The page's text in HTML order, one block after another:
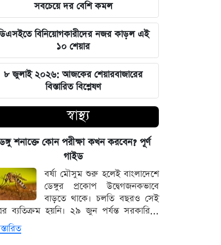
শেখ হাসিনার বক্তব্য প্রচারের আয়োজনে
সম্পৃক্ততা নেই দিল্লির: রণধীর জয়সোয়াল
সিট দখল ঘিরে আলিয়া মাদ্রাসায় ছাত্রদল-
শিবির রক্তক্ষয়ী সংঘর্ষ
মঙ্গলবারের পাঁচ ওয়াক্ত নামাজের সময়সূচি
স্বর্ণ কিনবেন আজ? দেখে নিন বাজুসের
সর্বশেষ দর
৫ আগস্ট সব শিক্ষাপ্রতিষ্ঠানে বিশেষ
কর্মসূচির নির্দেশ
স্বর্ণের সঙ্গে বাড়ল রুপা, প্লাটিনাম ও
প্যালাডিয়াম
সবচেয়ে দর বেশি কমল
বিনিয়োগকারীদের নজর কাড়ল এই
১০ শেয়ার
৮ জুলাই ২০২৬: আজকের শেয়ারবাজারের
বিস্তারিত বিশ্লেষণ
স্বাস্থ্য
শনাক্তে কোন পরীক্ষা কখন করবেন? পূর্ণ
গাইড
বর্ষা মৌসুম শুরু হলেই বাংলাদেশে
ডেঙ্গুর প্রকোপ উদ্বেগজনকভাবে
বাড়তে থাকে। চলতি বছরও সেই
ব্যতিক্রম হয়নি। ২৯ জুন পর্যন্ত সরকারি...